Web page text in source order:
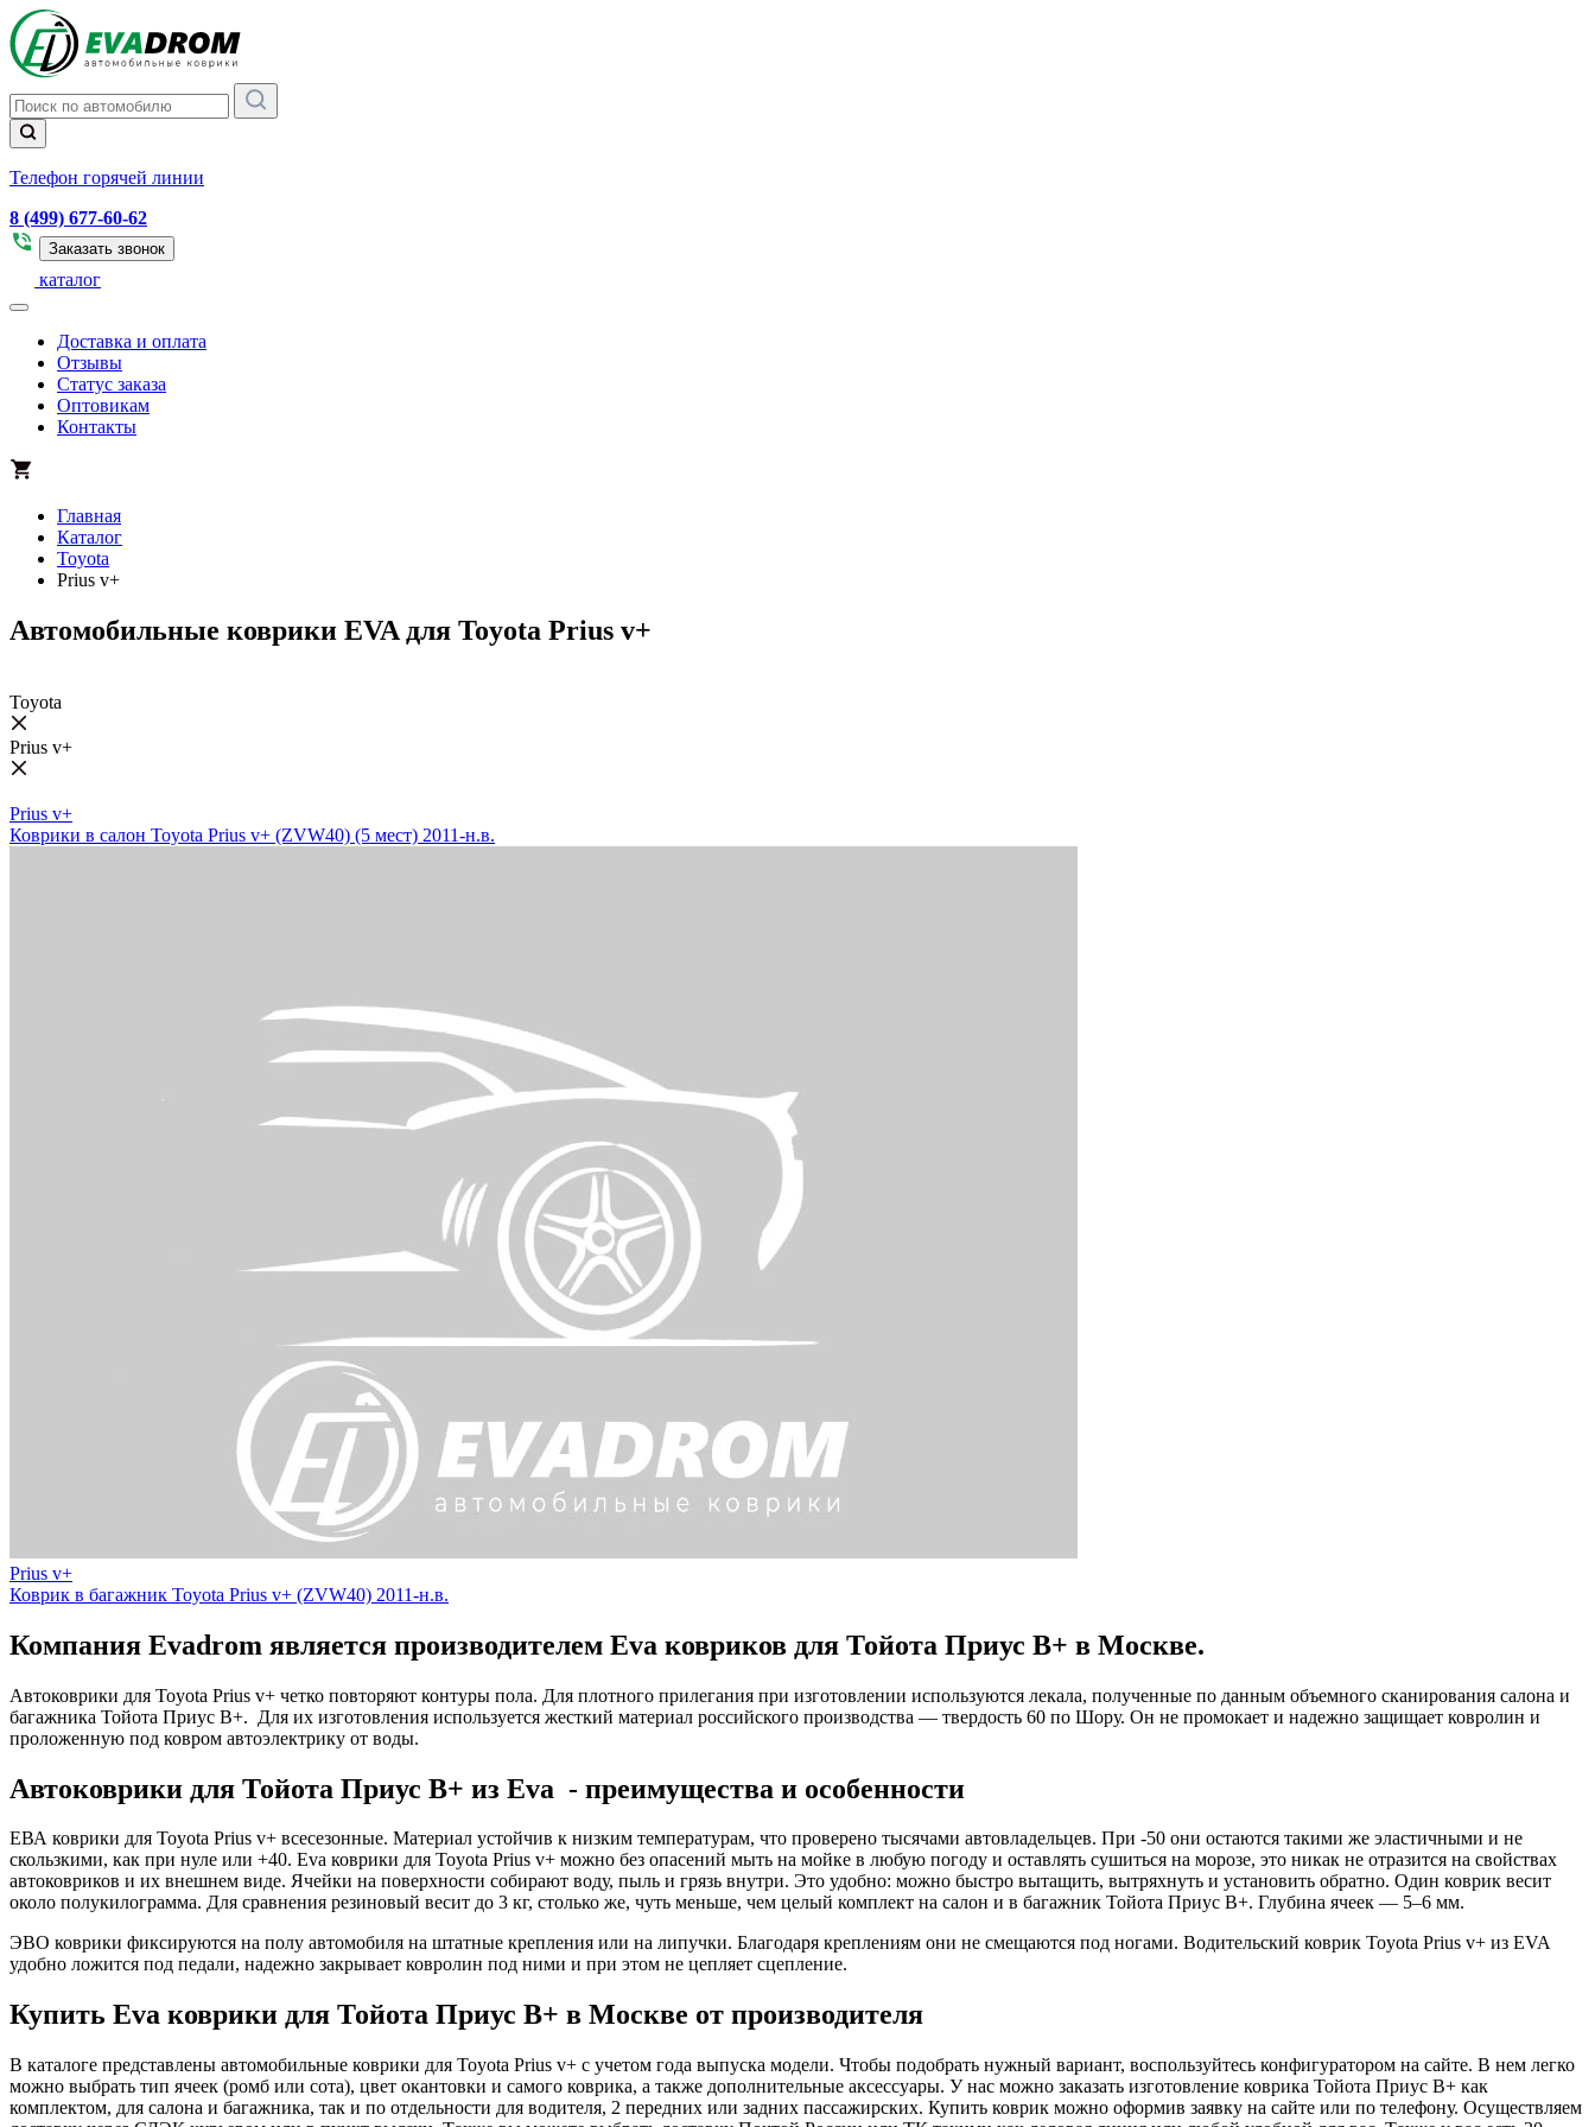
Телефон горячей линии
8 (499) 677-60-62
Заказать звонок
каталог
Доставка и оплата
Отзывы
Статус заказа
Оптовикам
Контакты
Главная
Каталог
Toyota
Prius v+
Автомобильные коврики EVA для Toyota Prius v+
Toyota
Prius v+
Prius v+
Коврики в салон Toyota Prius v+ (ZVW40) (5 мест) 2011-н.в.
Prius v+
Коврик в багажник Toyota Prius v+ (ZVW40) 2011-н.в.
Компания Evadrom является производителем Eva ковриков для Тойота Приус В+ в Москве.
Автоковрики для Toyota Prius v+ четко повторяют контуры пола. Для плотного прилегания при изготовлении используются лекала, полученные по данным объемного сканирования салона и
багажника Тойота Приус В+. Для их изготовления используется жесткий материал российского производства — твердость 60 по Шору. Он не промокает и надежно защищает ковролин и
проложенную под ковром автоэлектрику от воды.
Автоковрики для Тойота Приус В+ из Eva - преимущества и особенности
ЕВА коврики для Toyota Prius v+ всесезонные. Материал устойчив к низким температурам, что проверено тысячами автовладельцев. При -50 они остаются такими же эластичными и не
скользкими, как при нуле или +40. Eva коврики для Toyota Prius v+ можно без опасений мыть на мойке в любую погоду и оставлять сушиться на морозе, это никак не отразится на свойствах
автоковриков и их внешнем виде. Ячейки на поверхности собирают воду, пыль и грязь внутри. Это удобно: можно быстро вытащить, вытряхнуть и установить обратно. Один коврик весит
около полукилограмма. Для сравнения резиновый весит до 3 кг, столько же, чуть меньше, чем целый комплект на салон и в багажник Тойота Приус В+. Глубина ячеек — 5–6 мм.
ЭВО коврики фиксируются на полу автомобиля на штатные крепления или на липучки. Благодаря креплениям они не смещаются под ногами. Водительский коврик Toyota Prius v+ из EVA
удобно ложится под педали, надежно закрывает ковролин под ними и при этом не цепляет сцепление.
Купить Eva коврики для Тойота Приус В+ в Москве от производителя
В каталоге представлены автомобильные коврики для Toyota Prius v+ с учетом года выпуска модели. Чтобы подобрать нужный вариант, воспользуйтесь конфигуратором на сайте. В нем легко
можно выбрать тип ячеек (ромб или сота), цвет окантовки и самого коврика, а также дополнительные аксессуары. У нас можно заказать изготовление коврика Тойота Приус В+ как
комплектом, для салона и багажника, так и по отдельности для водителя, 2 передних или задних пассажирских. Купить коврик можно оформив заявку на сайте или по телефону. Осуществляем